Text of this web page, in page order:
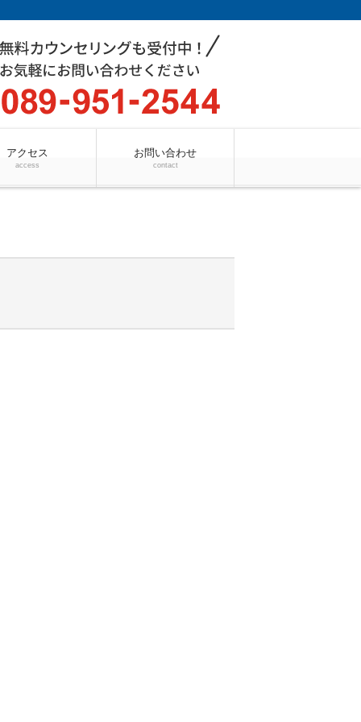
アクセス
access
お問い合わせ
contact